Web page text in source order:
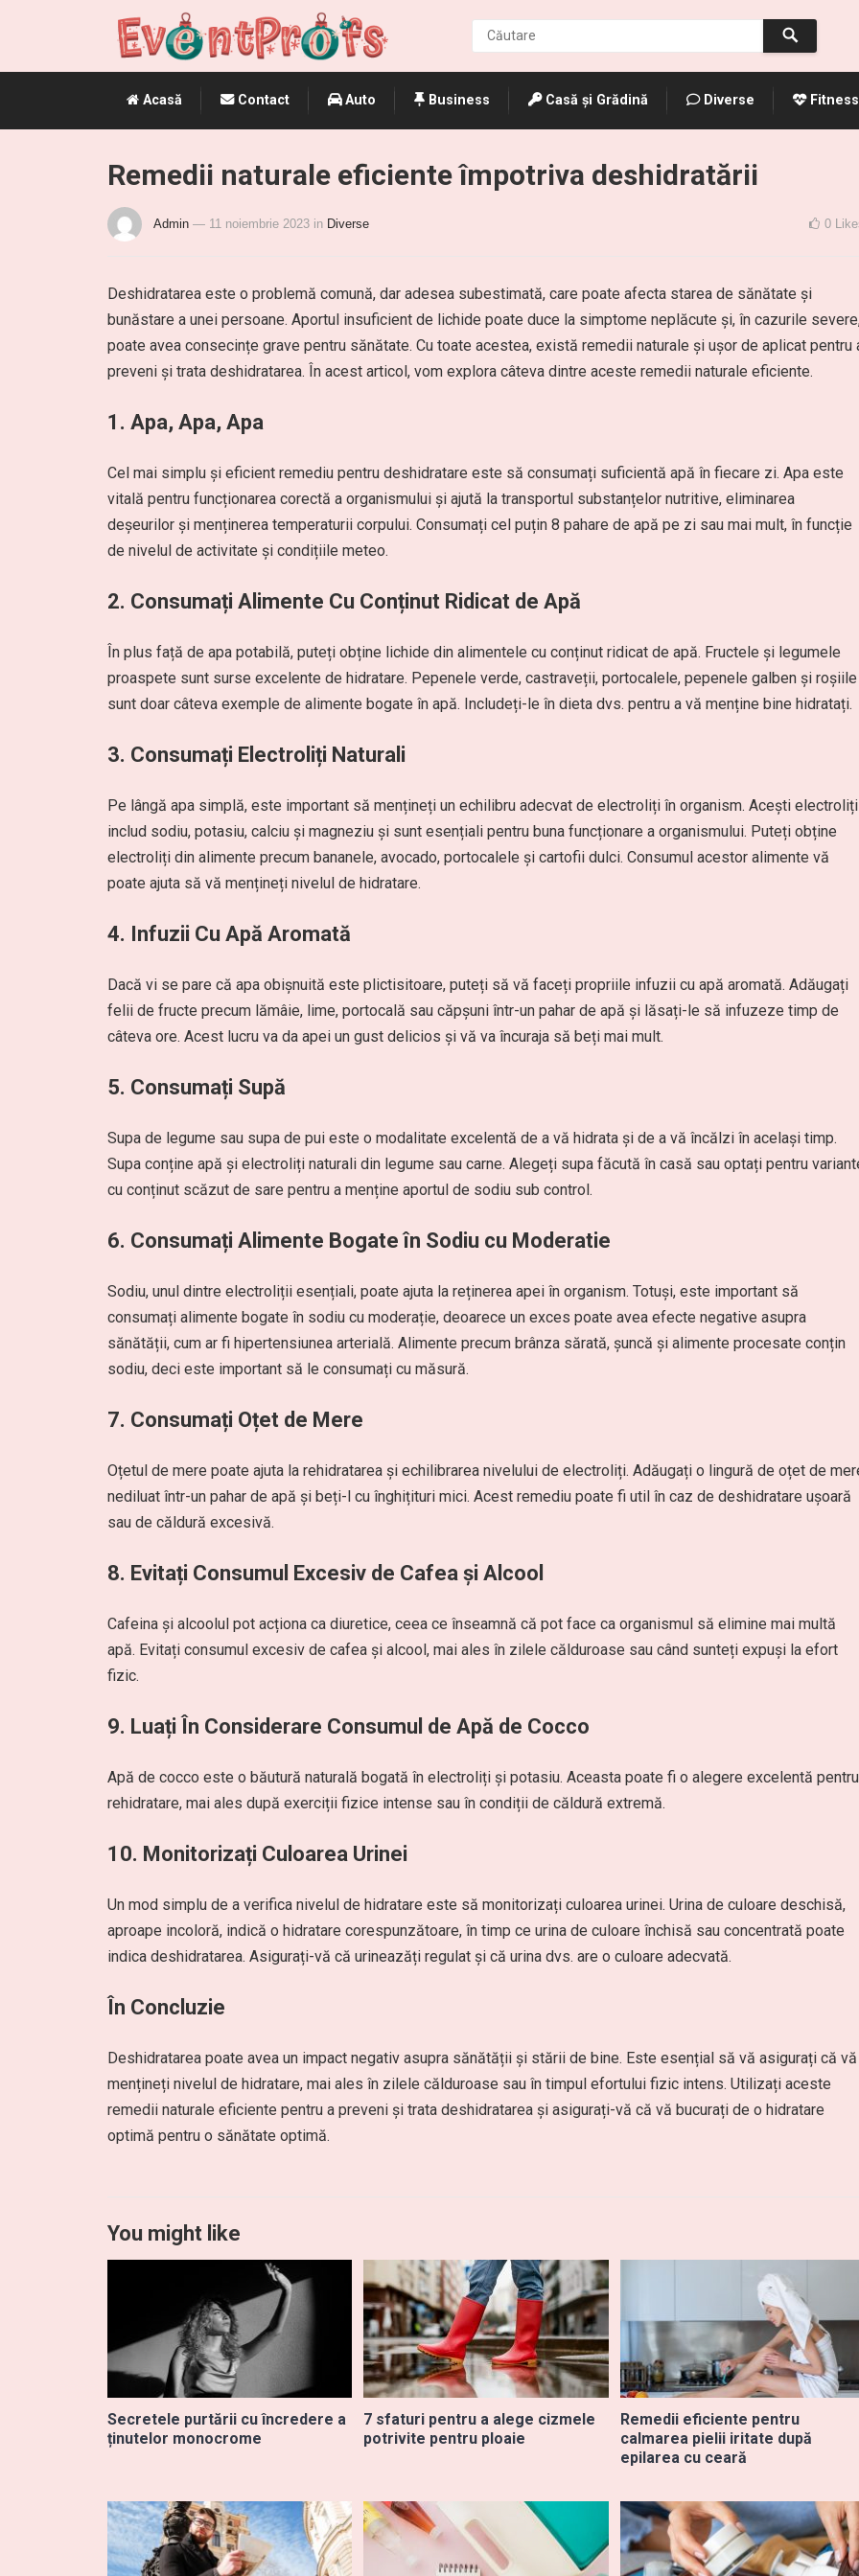
Acasă Contact Auto Business Casă și Grădină Diverse Fitness
Remedii naturale eficiente împotriva deshidratării
Admin — 11 noiembrie 2023 in Diverse 0
Deshidratarea este o problemă comună, dar adesea subestimată, care poate afecta starea de sănătate și
bunăstare a unei persoane. Aportul insuficient de lichide poate duce la simptome neplăcute și, în cazurile
poate avea consecințe grave pentru sănătate. Cu toate acestea, există remedii naturale și ușor de aplicat pentru
preveni și trata deshidratarea. În acest articol, vom explora câteva dintre aceste remedii naturale eficiente.
1. Apa, Apa, Apa
Cel mai simplu și eficient remediu pentru deshidratare este să consumați suficientă apă în fiecare zi. Apa este
vitală pentru funcționarea corectă a organismului și ajută la transportul substanțelor nutritive, eliminarea
deșeurilor și menținerea temperaturii corpului. Consumați cel puțin 8 pahare de apă pe zi sau mai mult, în funcție
de nivelul de activitate și condițiile meteo.
2. Consumați Alimente Cu Conținut Ridicat de Apă
În plus față de apa potabilă, puteți obține lichide din alimentele cu conținut ridicat de apă. Fructele și legumele
proaspete sunt surse excelente de hidratare. Pepenele verde, castraveții, portocalele, pepenele galben și roșiile
sunt doar câteva exemple de alimente bogate în apă. Includeți-le în dieta dvs. pentru a vă menține bine hidratați.
3. Consumați Electroliți Naturali
Pe lângă apa simplă, este important să mențineți un echilibru adecvat de electroliți în organism. Acești electroliți
includ sodiu, potasiu, calciu și magneziu și sunt esențiali pentru buna funcționare a organismului. Puteți obține
electroliți din alimente precum bananele, avocado, portocalele și cartofii dulci. Consumul acestor alimente vă
poate ajuta să vă mențineți nivelul de hidratare.
4. Infuzii Cu Apă Aromată
Dacă vi se pare că apa obișnuită este plictisitoare, puteți să vă faceți propriile infuzii cu apă aromată. Adăugați
felii de fructe precum lămâie, lime, portocală sau căpșuni într-un pahar de apă și lăsați-le să infuzeze timp de
câteva ore. Acest lucru va da apei un gust delicios și vă va încuraja să beți mai mult.
5. Consumați Supă
Supa de legume sau supa de pui este o modalitate excelentă de a vă hidrata și de a vă încălzi în același timp.
Supa conține apă și electroliți naturali din legume sau carne. Alegeți supa făcută în casă sau optați pentru
cu conținut scăzut de sare pentru a menține aportul de sodiu sub control.
6. Consumați Alimente Bogate în Sodiu cu Moderatie
Sodiu, unul dintre electroliții esențiali, poate ajuta la reținerea apei în organism. Totuși, este important să
consumați alimente bogate în sodiu cu moderație, deoarece un exces poate avea efecte negative asupra
sănătății, cum ar fi hipertensiunea arterială. Alimente precum brânza sărată, șuncă și alimente procesate conțin
sodiu, deci este important să le consumați cu măsură.
7. Consumați Oțet de Mere
Oțetul de mere poate ajuta la rehidratarea și echilibrarea nivelului de electroliți. Adăugați o lingură de oțet de
nediluat într-un pahar de apă și beți-l cu înghițituri mici. Acest remediu poate fi util în caz de deshidratare ușoară
sau de căldură excesivă.
8. Evitați Consumul Excesiv de Cafea și Alcool
Cafeina și alcoolul pot acționa ca diuretice, ceea ce înseamnă că pot face ca organismul să elimine mai multă
apă. Evitați consumul excesiv de cafea și alcool, mai ales în zilele călduroase sau când sunteți expuși la efort
fizic.
9. Luați În Considerare Consumul de Apă de Cocco
Apă de cocco este o băutură naturală bogată în electroliți și potasiu. Aceasta poate fi o alegere excelentă pentru
rehidratare, mai ales după exerciții fizice intense sau în condiții de căldură extremă.
10. Monitorizați Culoarea Urinei
Un mod simplu de a verifica nivelul de hidratare este să monitorizați culoarea urinei. Urina de culoare deschisă,
aproape incoloră, indică o hidratare corespunzătoare, în timp ce urina de culoare închisă sau concentrată poate
indica deshidratarea. Asigurați-vă că urineazăți regulat și că urina dvs. are o culoare adecvată.
În Concluzie
Deshidratarea poate avea un impact negativ asupra sănătății și stării de bine. Este esențial să vă asigurați că vă
mențineți nivelul de hidratare, mai ales în zilele călduroase sau în timpul efortului fizic intens. Utilizați aceste
remedii naturale eficiente pentru a preveni și trata deshidratarea și asigurați-vă că vă bucurați de o hidratare
optimă pentru o sănătate optimă.
You might like
Secretele purtării cu încredere a
ținutelor monocrome
7 sfaturi pentru a alege cizmele
potrivite pentru ploaie
Remedii eficiente pentru
calmarea pielii iritate după
epilarea cu ceară